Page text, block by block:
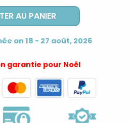
AU PANIER
on 18 - 27 août, 2026
garantie pour Noël